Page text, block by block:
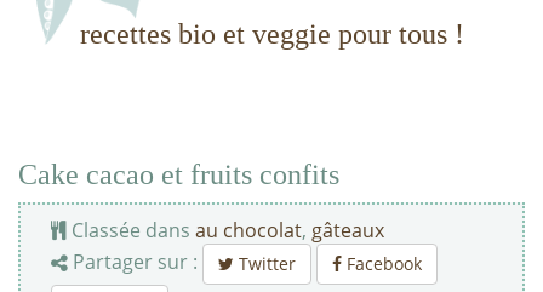
recettes bio et veggie pour tous !
Cake cacao et fruits confits
Classée dans au chocolat, gâteaux
Partager sur :
Twitter
Facebook